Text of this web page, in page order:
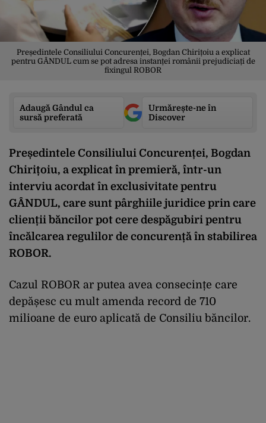
Președintele Consiliului Concurenței, Bogdan Chirițoiu a explicat
pentru GÂNDUL cum se pot adresa instanței românii prejudiciați de
fixingul ROBOR
Adaugă Gândul ca
sursă preferată
Urmărește-ne în
Discover
Președintele Consiliului Concurenței, Bogdan
Chirițoiu, a explicat în premieră, într-un
interviu acordat în exclusivitate pentru
GÂNDUL, care sunt pârghiile juridice prin care
clienții băncilor pot cere despăgubiri pentru
încălcarea regulilor de concurență în stabilirea
ROBOR.
Cazul ROBOR ar putea avea consecințe care
depășesc cu mult amenda record de 710
milioane de euro aplicată de Consiliu băncilor.